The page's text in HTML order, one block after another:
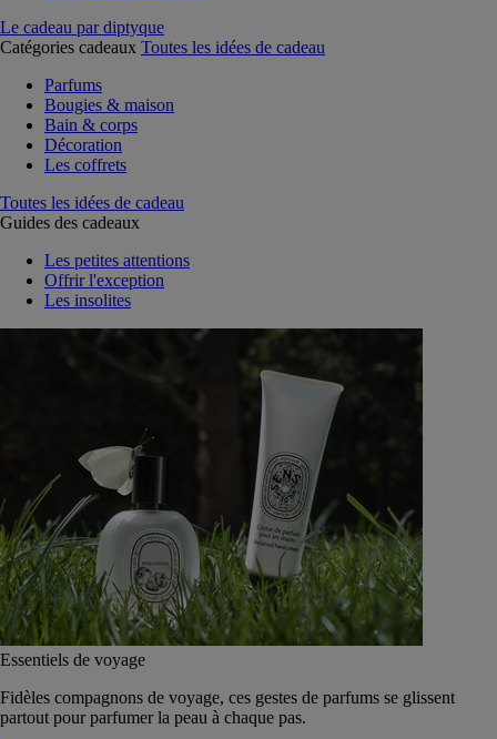
Le cadeau par diptyque
Catégories cadeaux Toutes les idées de cadeau
Parfums
Bougies & maison
Bain & corps
Décoration
Les coffrets
Toutes les idées de cadeau
Guides des cadeaux
Les petites attentions
Offrir l'exception
Les insolites
Essentiels de voyage
Fidèles compagnons de voyage, ces gestes de parfums se glissent
partout pour parfumer la peau à chaque pas.